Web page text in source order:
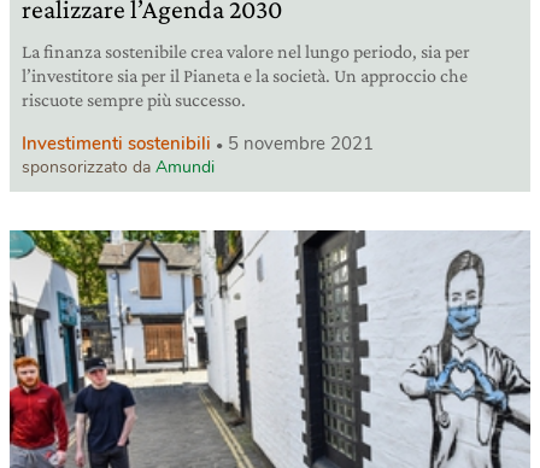
realizzare l’Agenda 2030
La finanza sostenibile crea valore nel lungo periodo, sia per
l’investitore sia per il Pianeta e la società. Un approccio che
riscuote sempre più successo.
Investimenti sostenibili 5 novembre 2021
sponsorizzato da Amundi